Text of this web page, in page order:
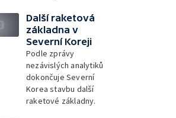
Další raketová
základna v
Severní Koreji
Podle zprávy
nezávislých analytiků
dokončuje Severní
Korea stavbu další
raketové základny.